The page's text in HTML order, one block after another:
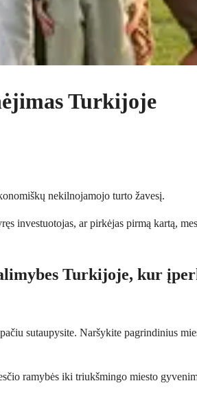
Turkijoje
nekilnojamojo turto žavesį.
investuotojas, ar pirkėjas pirmą kartą,
Turkijoje, kur
sutaupysite. Naršykite pagrindinius
ramybės iki triukšmingo miesto